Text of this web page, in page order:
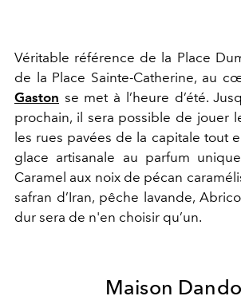
Véritable référence de la Place
de la Place Sainte-Catherine, au
Gaston se met à l’heure d’été.
prochain, il sera possible de jouer
les rues pavées de la capitale tout
glace artisanale au parfum
Caramel aux noix de pécan
safran d’Iran, pêche lavande,
dur sera de n'en choisir qu’un.
Maison